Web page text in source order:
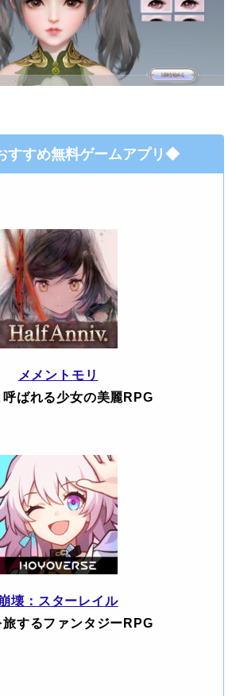
すすめ無料ゲームアプリ◆
メメントモリ
呼ばれる少女の美麗RPG
崩壊：スターレイル
旅するファンタジーRPG